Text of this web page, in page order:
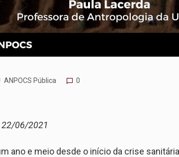
ANPOCS Pública 0
22/06/2021
ano e meio desde o início da crise